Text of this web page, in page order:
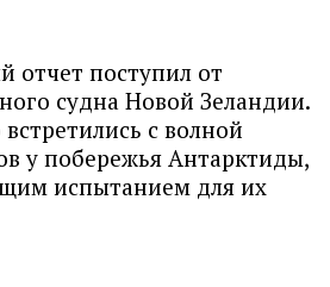
отчет поступил от
судна Новой Зеландии.
с волной
у побережья Антарктиды,
испытанием для их